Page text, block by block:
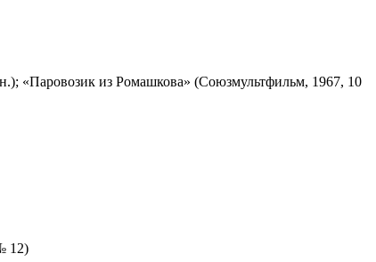
«Паровозик из Ромашкова» (Союзмультфильм, 1967, 10
12)